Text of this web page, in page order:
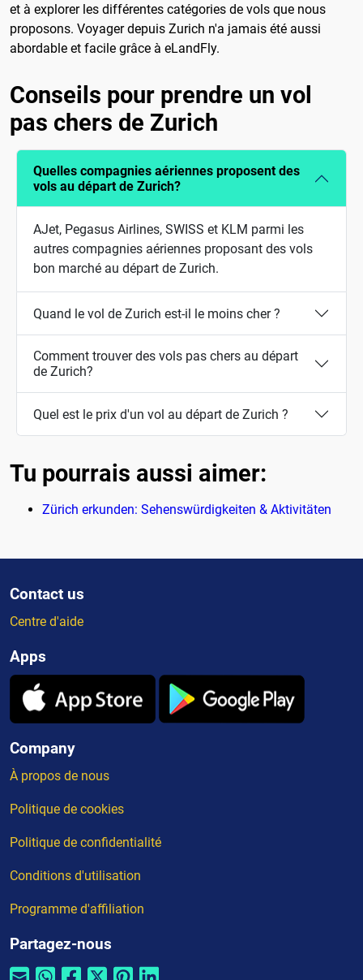
et à explorer les différentes catégories de vols que nous
proposons. Voyager depuis Zurich n'a jamais été aussi
abordable et facile grâce à eLandFly.
Conseils pour prendre un vol
pas chers de Zurich
Quelles compagnies aériennes proposent des
vols au départ de Zurich?
AJet, Pegasus Airlines, SWISS et KLM parmi les
autres compagnies aériennes proposant des vols
bon marché au départ de Zurich.
Quand le vol de Zurich est-il le moins cher ?
Comment trouver des vols pas chers au départ
de Zurich?
Quel est le prix d'un vol au départ de Zurich ?
Tu pourrais aussi aimer:
Zürich erkunden: Sehenswürdigkeiten & Aktivitäten
Contact us
Centre d'aide
Apps
Company
À propos de nous
Politique de cookies
Politique de confidentialité
Conditions d'utilisation
Programme d'affiliation
Partagez-nous